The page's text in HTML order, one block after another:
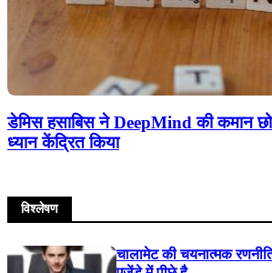
डेमिस हसाबिस ने DeepMind की कमान
ध्यान केंद्रित किया
विश्लेषण
चालामेट की चयनात्मक